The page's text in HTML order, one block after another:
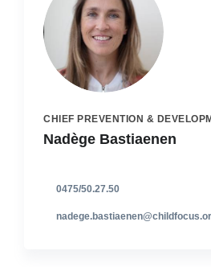
CHIEF PREVENTION &
Nadège Bastiaenen
0475/50.27.50